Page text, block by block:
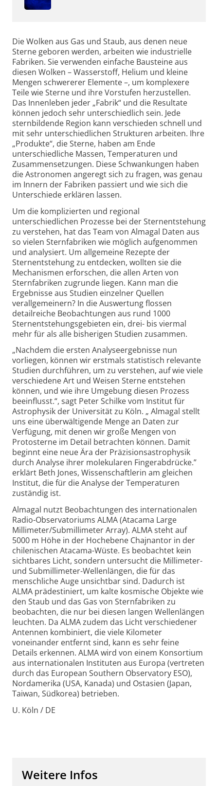
Die Wolken aus Gas und Staub, aus denen neue
Sterne geboren werden, arbeiten wie industrielle
Fabriken. Sie verwenden einfache Bausteine aus
diesen Wolken – Wasserstoff, Helium und kleine
Mengen schwererer Elemente –, um komplexere
Teile wie Sterne und ihre Vorstufen herzustellen.
Das Innenleben jeder „Fabrik“ und die Resultate
können jedoch sehr unterschiedlich sein. Jede
sternbildende Region kann verschieden schnell und
mit sehr unterschiedlichen Strukturen arbeiten. Ihre
„Produkte“, die Sterne, haben am Ende
unterschiedliche Massen, Temperaturen und
Zusammensetzungen. Diese Schwankungen haben
die Astronomen angeregt sich zu fragen, was genau
im Innern der Fabriken passiert und wie sich die
Unterschiede erklären lassen.
Um die komplizierten und regional
unterschiedlichen Prozesse bei der Sternentstehung
zu verstehen, hat das Team von Almagal Daten aus
so vielen Sternfabriken wie möglich aufgenommen
und analysiert. Um allgemeine Rezepte der
Sternentstehung zu entdecken, wollten sie die
Mechanismen erforschen, die allen Arten von
Sternfabriken zugrunde liegen. Kann man die
Ergebnisse aus Studien einzelner Quellen
verallgemeinern? In die Auswertung flossen
detailreiche Beobachtungen aus rund 1000
Sternentstehungsgebieten ein, drei- bis viermal
mehr für als alle bisherigen Studien zusammen.
„Nachdem die ersten Analyseergebnisse nun
vorliegen, können wir erstmals statistisch relevante
Studien durchführen, um zu verstehen, auf wie viele
verschiedene Art und Weisen Sterne entstehen
können, und wie ihre Umgebung diesen Prozess
beeinflusst.“, sagt Peter Schilke vom Institut für
Astrophysik der Universität zu Köln. „ Almagal stellt
uns eine überwältigende Menge an Daten zur
Verfügung, mit denen wir große Mengen von
Protosterne im Detail betrachten können. Damit
beginnt eine neue Ära der Präzisionsastrophysik
durch Analyse ihrer molekularen Fingerabdrücke.”
erklärt Beth Jones, Wissenschaftlerin am gleichen
Institut, die für die Analyse der Temperaturen
zuständig ist.
Almagal nutzt Beobachtungen des internationalen
Radio-Observatoriums ALMA (Atacama Large
Millimeter/Submillimeter Array). ALMA steht auf
5000 m Höhe in der Hochebene Chajnantor in der
chilenischen Atacama-Wüste. Es beobachtet kein
sichtbares Licht, sondern untersucht die Millimeter-
und Submillimeter-Wellenlängen, die für das
menschliche Auge unsichtbar sind. Dadurch ist
ALMA prädestiniert, um kalte kosmische Objekte wie
den Staub und das Gas von Sternfabriken zu
beobachten, die nur bei diesen langen Wellenlängen
leuchten. Da ALMA zudem das Licht verschiedener
Antennen kombiniert, die viele Kilometer
voneinander entfernt sind, kann es sehr feine
Details erkennen. ALMA wird von einem Konsortium
aus internationalen Instituten aus Europa (vertreten
durch das European Southern Observatory ESO),
Nordamerika (USA, Kanada) und Ostasien (Japan,
Taiwan, Südkorea) betrieben.
U. Köln / DE
Weitere Infos